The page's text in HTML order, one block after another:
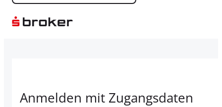
Anmelden mit Zugangsdaten